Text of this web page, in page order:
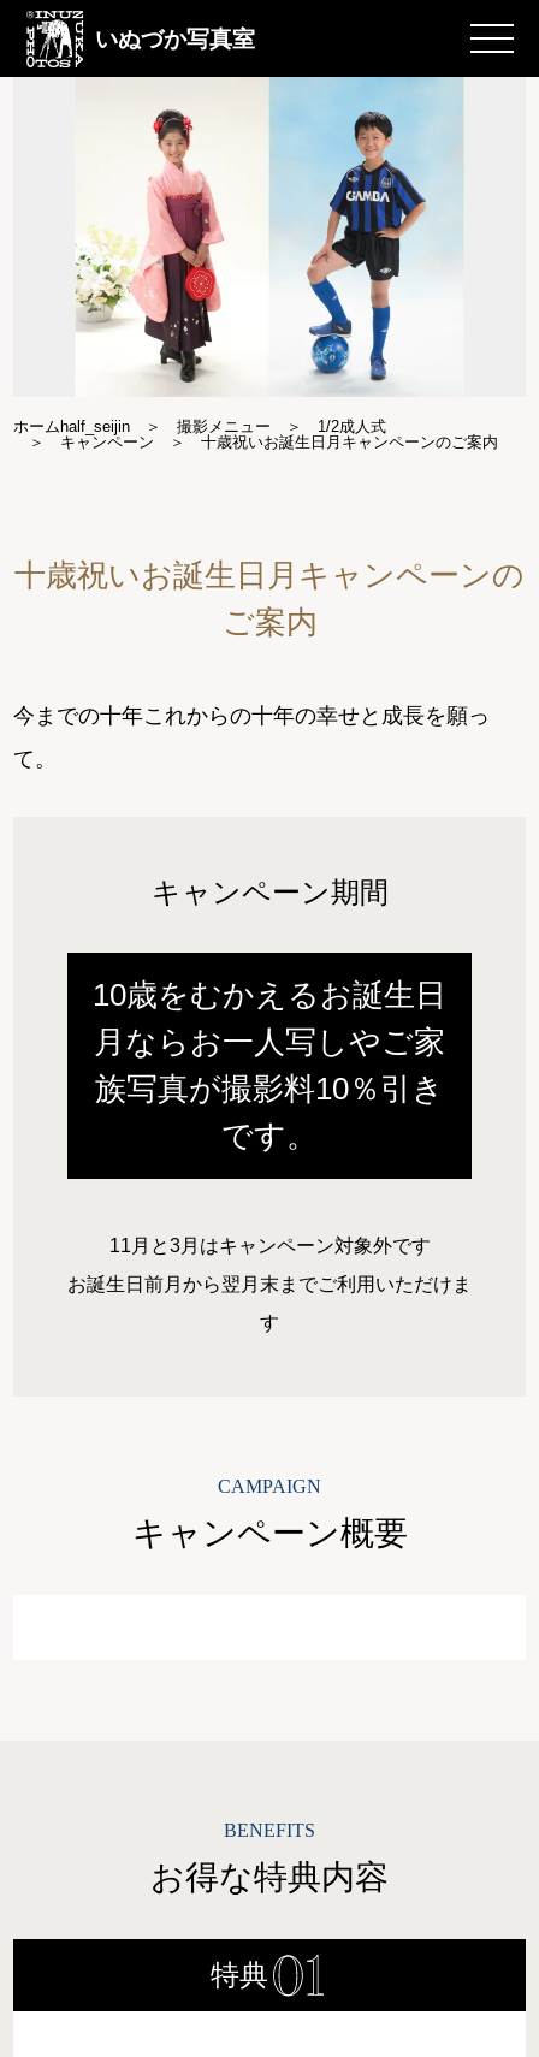
いぬづか写真室
ホームhalf_seijin 撮影メニュー
1/2成人式
キャンペーン
十歳祝いお誕生日月キャンペーンのご案内
十歳祝いお誕生日月キャンペーンの
ご案内
今までの十年これからの十年の幸せと成長を願っ
て。
キャンペーン期間
10歳をむかえるお誕生日
月ならお一人写しやご家
族写真が撮影料10％引き
です。
11月と3月はキャンペーン対象外です
お誕生日前月から翌月末までご利用いただけま
す
CAMPAIGN
キャンペーン概要
BENEFITS
お得な特典内容
特典